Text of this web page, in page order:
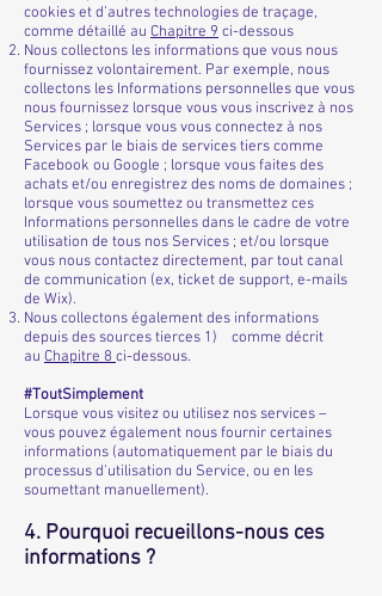
cookies et d’autres technologies de traçage,
comme détaillé au Chapitre ‎9 ci-dessous
Nous collectons les informations que vous nous
fournissez volontairement. Par exemple, nous
collectons les Informations personnelles que vous
nous fournissez lorsque vous vous inscrivez à nos
Services ; lorsque vous vous connectez à nos
Services par le biais de services tiers comme
Facebook ou Google ; lorsque vous faites des
achats et/ou enregistrez des noms de domaines ;
lorsque vous soumettez ou transmettez ces
Informations personnelles dans le cadre de votre
utilisation de tous nos Services ; et/ou lorsque
vous nous contactez directement, par tout canal
de communication (ex, ticket de support, e-mails
de Wix).
Nous collectons également des informations
depuis des sources tierces 1) comme décrit
au Chapitre 8 ci-dessous.
#ToutSimplement
Lorsque vous visitez ou utilisez nos services –
vous pouvez également nous fournir certaines
informations (automatiquement par le biais du
processus d'utilisation du Service, ou en les
soumettant manuellement).
4. Pourquoi recueillons-nous ces
informations ?